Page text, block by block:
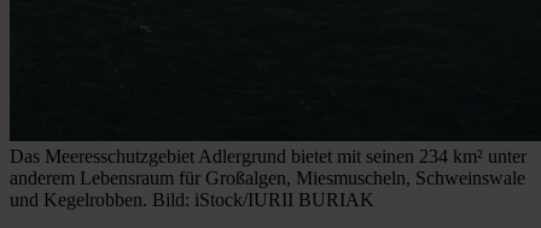
Das Meeresschutzgebiet Adlergrund bietet mit seinen 234 km² unter
anderem Lebensraum für Großalgen, Miesmuscheln, Schweinswale
und Kegelrobben. Bild: iStock/IURII BURIAK